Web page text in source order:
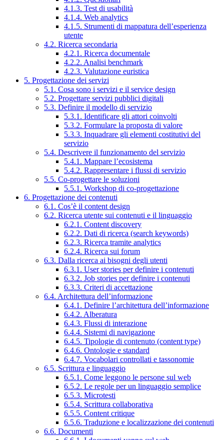
4.1.3. Test di usabilità
4.1.4. Web analytics
4.1.5. Strumenti di mappatura dell’esperienza
utente
4.2. Ricerca secondaria
4.2.1. Ricerca documentale
4.2.2. Analisi benchmark
4.2.3. Valutazione euristica
5. Progettazione dei servizi
5.1. Cosa sono i servizi e il service design
5.2. Progettare servizi pubblici digitali
5.3. Definire il modello di servizio
5.3.1. Identificare gli attori coinvolti
5.3.2. Formulare la proposta di valore
5.3.3. Inquadrare gli elementi costitutivi del
servizio
5.4. Descrivere il funzionamento del servizio
5.4.1. Mappare l’ecosistema
5.4.2. Rappresentare i flussi di servizio
5.5. Co-progettare le soluzioni
5.5.1. Workshop di co-progettazione
6. Progettazione dei contenuti
6.1. Cos’è il content design
6.2. Ricerca utente sui contenuti e il linguaggio
6.2.1. Content discovery
6.2.2. Dati di ricerca (search keywords)
6.2.3. Ricerca tramite analytics
6.2.4. Ricerca sui forum
6.3. Dalla ricerca ai bisogni degli utenti
6.3.1. User stories per definire i contenuti
6.3.2. Job stories per definire i contenuti
6.3.3. Criteri di accettazione
6.4. Architettura dell’informazione
6.4.1. Definire l’architettura dell’informazione
6.4.2. Alberatura
6.4.3. Flussi di interazione
6.4.4. Sistemi di navigazione
6.4.5. Tipologie di contenuto (content type)
6.4.6. Ontologie e standard
6.4.7. Vocabolari controllati e tassonomie
6.5. Scrittura e linguaggio
6.5.1. Come leggono le persone sul web
6.5.2. Le regole per un linguaggio semplice
6.5.3. Microtesti
6.5.4. Scrittura collaborativa
6.5.5. Content critique
6.5.6. Traduzione e localizzazione dei contenuti
6.6. Documenti